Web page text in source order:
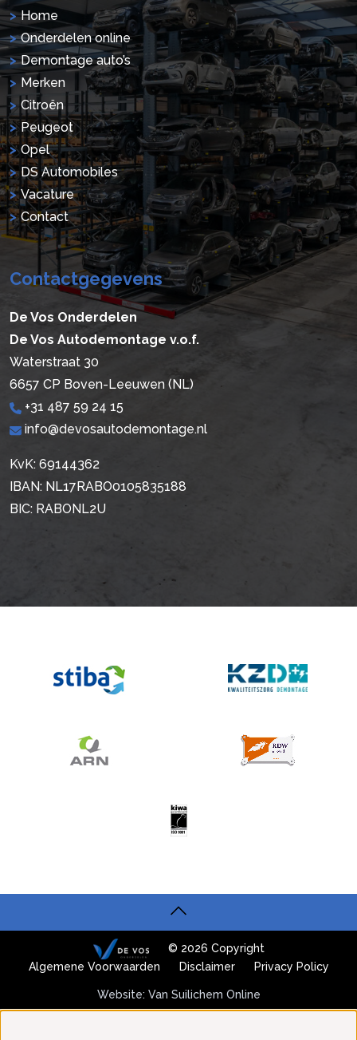
Home
Onderdelen online
Demontage auto’s
Merken
Citroën
Peugeot
Opel
DS Automobiles
Vacature
Contact
Contactgegevens
De Vos Onderdelen
De Vos Autodemontage v.o.f.
Waterstraat 30
6657 CP Boven-Leeuwen (NL)
+31 487 59 24 15
info@devosautodemontage.nl
KvK: 69144362
IBAN: NL17RABO0105835188
BIC: RABONL2U
© 2026 Copyright
Algemene Voorwaarden
Disclaimer Privacy Policy
Website: Van Suilichem Online